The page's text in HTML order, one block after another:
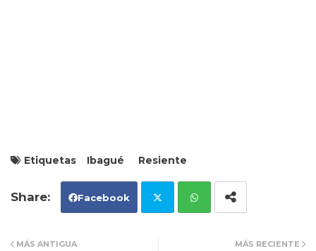
Etiquetas Ibagué Resiente
Facebook
MÁS RECIENTE
MÁS ANTIGUA